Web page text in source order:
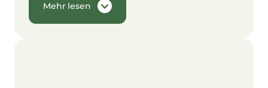
Mehr lesen